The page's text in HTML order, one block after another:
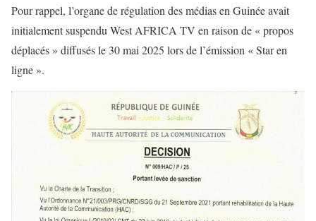
Pour rappel, l’organe de régulation des médias en Guinée avait
initialement suspendu West AFRICA TV en raison de « propos
déplacés » diffusés le 30 mai 2025 lors de l’émission « Star en
ligne ».